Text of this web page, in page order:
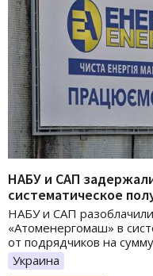
НАБУ и САП
систематическое
НАБУ и САП
«Атоменергомаш» в
от подрядчиков на
Украина